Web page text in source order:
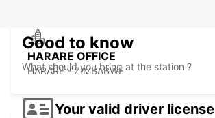
HARARE OFFICE
HARARE - ZIMBABWE
Good to know
What should you bring at the station ?
Your valid driver license